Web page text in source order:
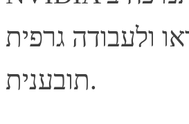
ולעבודה גרפית
תובענית.